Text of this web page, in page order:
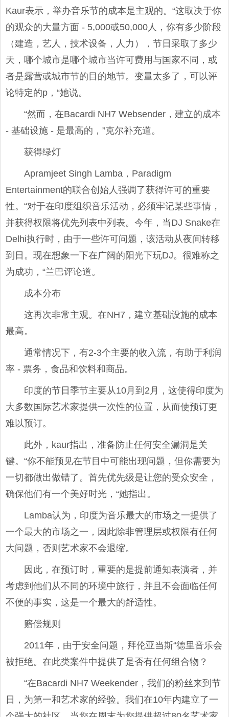
Kaur表示，举办音乐节的成本是主观的。“这取决于你
的观众的大量方面 - 5,000或50,000人，你有多少阶段
（建造，艺人，技术设备，人力），节日采取了多少
天，哪个城市是哪个城市当许可费用与国家不同，或
者是露营或城市节的目的地节。变量太多了，可以评
论特定的p，“她说。
“然而，在Bacardi NH7 Websender，建立的成本
- 基础设施 - 是最高的，”克尔补充道。
获得绿灯
Apramjeet Singh Lamba，Paradigm
Entertainment的联合创始人强调了获得许可的重要
性。“对于在印度组织音乐活动，必须牢记某些事情，
并获得权限将优先列表中列表。今年，当DJ Snake在
Delhi执行时，由于一些许可问题，该活动从夜间转移
到日。现在想象一下在广阔的阳光下玩DJ。很难称之
为成功，“兰巴评论道。
成本分布
这再次非常主观。在NH7，建立基础设施的成本
最高。
通常情况下，有2-3个主要的收入流，有助于利润
率 - 票务，食品和饮料和商品。
印度的节日季节主要从10月到2月，这使得印度为
大多数国际艺术家提供一次性的位置，从而使预订更
难以预订。
此外，kaur指出，准备防止任何安全漏洞是关
键。“你不能预见在节目中可能出现问题，但你需要为
一切都做出做错了。首先优先级是让您的受众安全，
确保他们有一个美好时光，“她指出。
Lamba认为，印度为音乐最大的市场之一提供了
一个最大的市场之一，因此除非管理层或权限有任何
大问题，否则艺术家不会退缩。
因此，在预订时，重要的是提前通知表演者，并
考虑到他们从不同的环境中旅行，并且不会面临任何
不便的事实，这是一个最大的舒适性。
赔偿规则
2011年，由于安全问题，拜伦亚当斯“德里音乐会
被拒绝。在此类案件中提供了是否有任何组合物？
“在Bacardi NH7 Weekender，我们的粉丝来到节
日，为第一和艺术家的经验。我们在10年内建立了一